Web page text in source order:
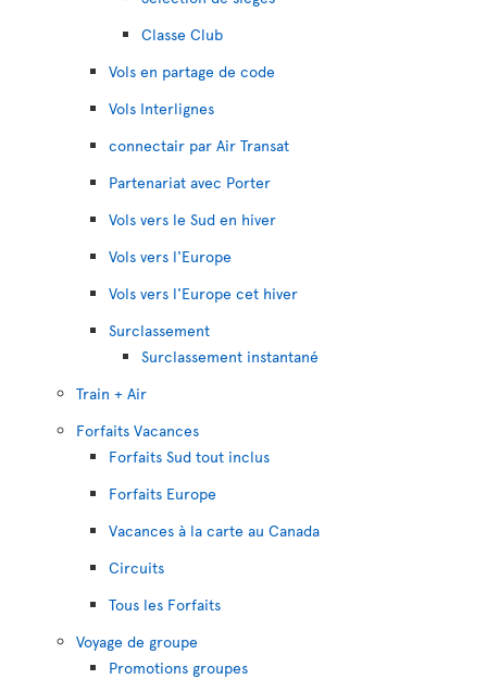
Classe Club
Vols en partage de code
Vols Interlignes
connectair par Air Transat
Partenariat avec Porter
Vols vers le Sud en hiver
Vols vers l'Europe
Vols vers l'Europe cet hiver
Surclassement
Surclassement instantané
Train + Air
Forfaits Vacances
Forfaits Sud tout inclus
Forfaits Europe
Vacances à la carte au Canada
Circuits
Tous les Forfaits
Voyage de groupe
Promotions groupes